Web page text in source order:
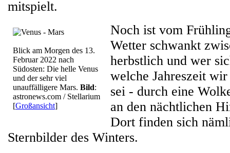
mitspielt.
Blick am Morgen des 13.
Februar 2022 nach
Südosten: Die helle Venus
und der sehr viel
unauffälligere Mars. Bild:
astronews.com / Stellarium
[Großansicht]
Noch ist vom
Wetter schwankt
herbstlich und wer
welche Jahreszeit
sei - durch eine
an den nächtlichen
Dort finden sich
Sternbilder des Winters.